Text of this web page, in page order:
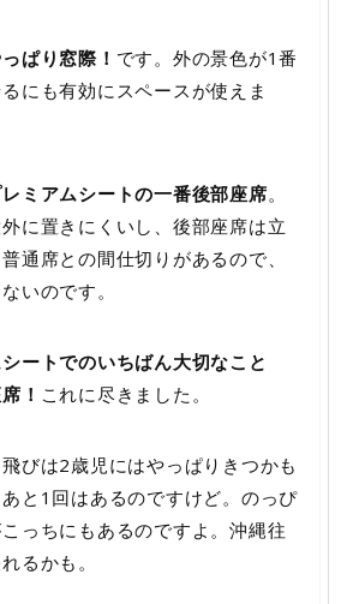
ぱり窓際！ です。外の景色が1番
にも有効にスペースが使えま
ミアムシートの一番後部座席。
に置きにくいし、後部座席は立
通席との間仕切りがあるので、
いのです。
ートでのいちばん大切なこと
！ これに尽きました。
びは2歳児にはやっぱりきつかも
と1回はあるのですけど。のっぴ
っちにもあるのですよ。沖縄往
るかも。